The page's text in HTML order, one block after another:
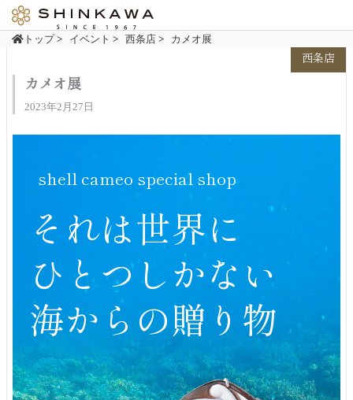
容
トップ> イベント > 西条店> カメオ展
西条店
カメオ展
2023年2月27日
shell cameo special shop
それは世界に
ひとつしかない
海からの贈り物